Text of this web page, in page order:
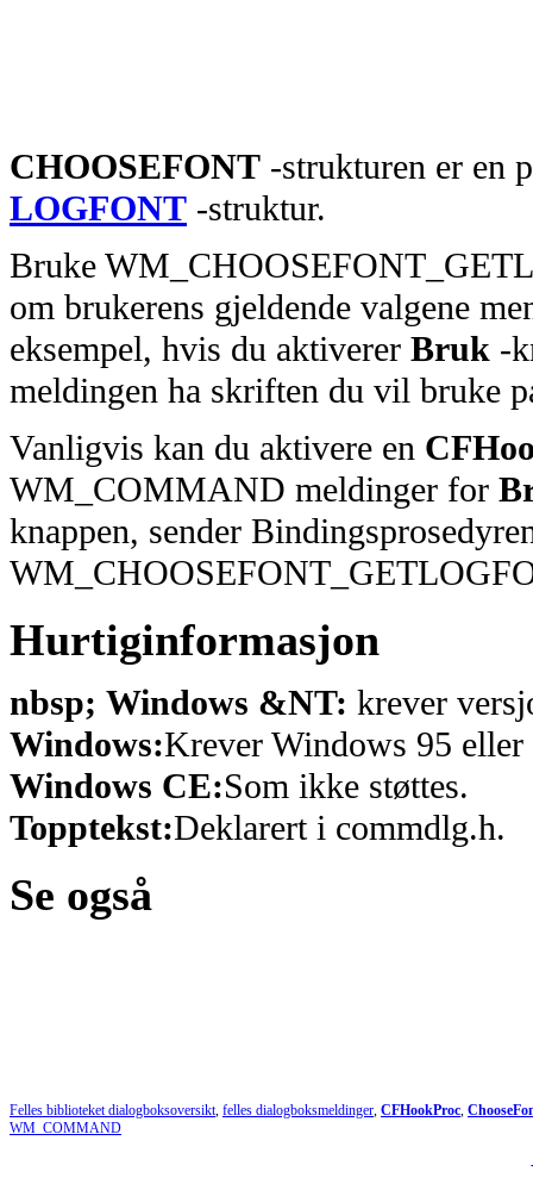
CHOOSEFONT -strukturen er en
LOGFONT -struktur.
Bruke
om brukerens gjeldende valgene
eksempel, hvis du aktiverer Bruk -
meldingen ha skriften du vil bruke
Vanligvis kan du aktivere en
WM_COMMAND meldinger for
knappen, sender
Hurtiginformasjon
nbsp; Windows &NT: krever
Windows:Krever Windows 95 eller
Windows CE:Som ikke støttes.
Topptekst:Deklarert i commdlg.h.
Se også
Felles biblioteket dialogboksoversikt, felles dialogboksmeldinger, CFHookProc,
WM_COMMAND